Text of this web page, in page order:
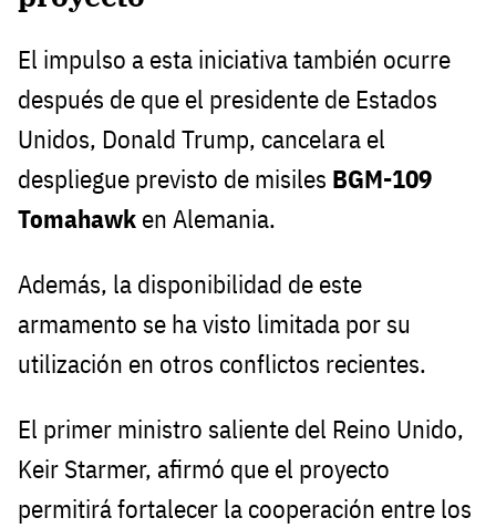
El impulso a esta iniciativa también ocurre
después de que el presidente de Estados
Unidos, Donald Trump, cancelara el
despliegue previsto de misiles BGM-109
Tomahawk en Alemania.
Además, la disponibilidad de este
armamento se ha visto limitada por su
utilización en otros conflictos recientes.
El primer ministro saliente del Reino Unido,
Keir Starmer, afirmó que el proyecto
permitirá fortalecer la cooperación entre los